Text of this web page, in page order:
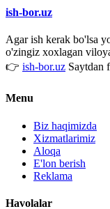
ish-bor.uz
Agar ish kerak bo'lsa
o'zingiz xoxlagan
👉 ish-bor.uz Saytdan
Menu
Biz haqimizda
Xizmatlarimiz
Aloqa
E'lon berish
Reklama
Havolalar